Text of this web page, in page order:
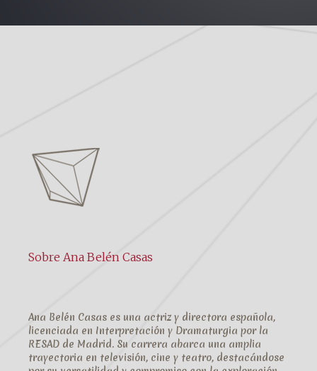
Sobre Ana Belén Casas
Ana Belén Casas es una actriz y directora española,
licenciada en Interpretación y Dramaturgia por la
RESAD de Madrid. Su carrera abarca una amplia
trayectoria en televisión, cine y teatro, destacándose